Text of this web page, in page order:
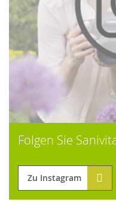
Folgen Sie
Zu Instagram